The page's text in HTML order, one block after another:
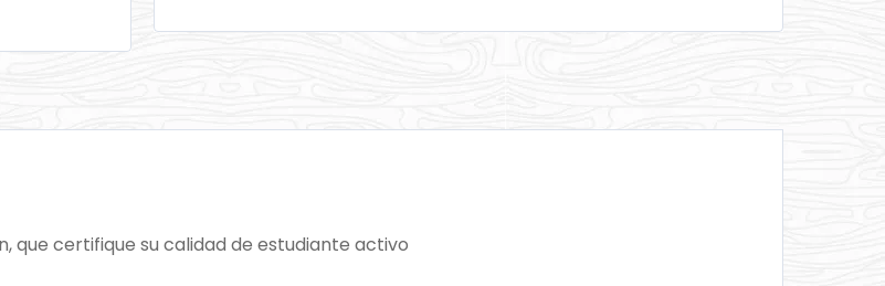
que certifique su calidad de estudiante activo